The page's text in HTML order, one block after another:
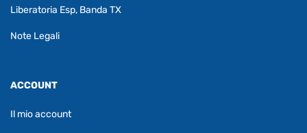
Liberatoria Esp, Banda TX
Note Legali
ACCOUNT
Il mio account